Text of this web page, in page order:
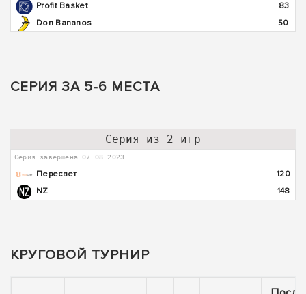
Profit Basket
83
Don Bananos
50
СЕРИЯ ЗА 5-6 МЕСТА
Серия из 2 игр
Серия завершена 07.08.2023
Пересвет
120
NZ
148
КРУГОВОЙ ТУРНИР